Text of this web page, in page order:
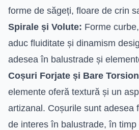
forme de săgeți, floare de crin
Spirale și Volute: Forme
aduc fluiditate și dinamism
adesea în balustrade și
Coșuri Forjate și Bare
elemente oferă textură și un
artizanal. Coșurile sunt adesea
de interes în balustrade, în